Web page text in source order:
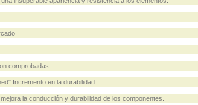
comprobadas
en la durabilidad.
la conducción y durabilidad de los componentes.